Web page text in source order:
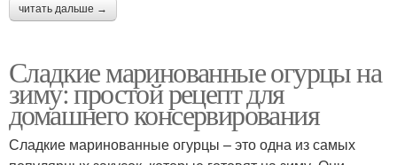
читать дальше →
Сладкие маринованные огурцы на
зиму: простой рецепт для
домашнего консервирования
Сладкие маринованные огурцы – это одна из самых